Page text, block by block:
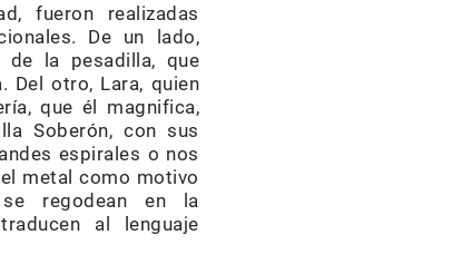
fueron realizadas
De un lado,
de la pesadilla, que
Del otro, Lara, quien
que él magnifica,
Soberón, con sus
espirales o nos
metal como motivo
regodean en la
al lenguaje